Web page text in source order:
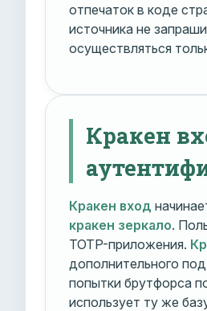
отпечаток в коде
источника не
осуществляться
Кракен
Кракен вход
кракен зеркало.
TOTP-приложения.
дополнительного
попытки брутфорса
использует ту же